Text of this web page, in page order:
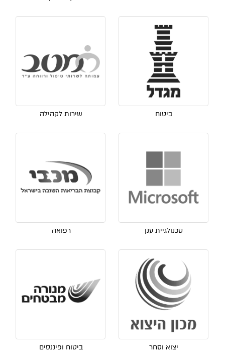
ביטוח שירות לקהילה
טכנולגיית ענן רפואה
יצוא וסחר ביטוח ופיננסים